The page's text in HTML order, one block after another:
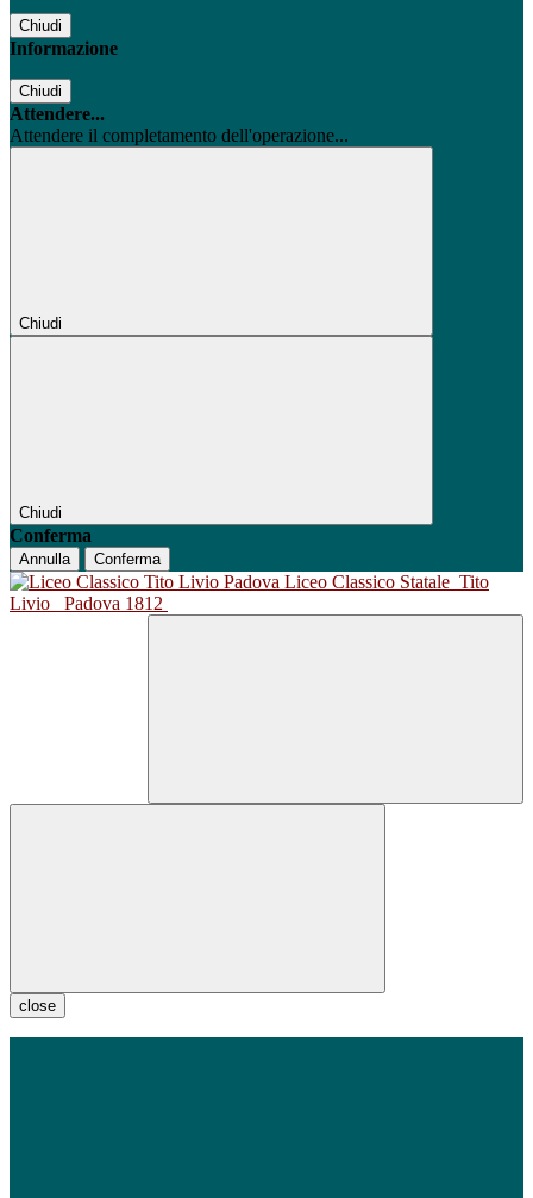
Chiudi
Informazione
Chiudi
Attendere...
Attendere il completamento dell'operazione...
Chiudi
Chiudi
Conferma
Annulla Conferma
Liceo Classico Statale Tito
Livio
Padova 1812
close